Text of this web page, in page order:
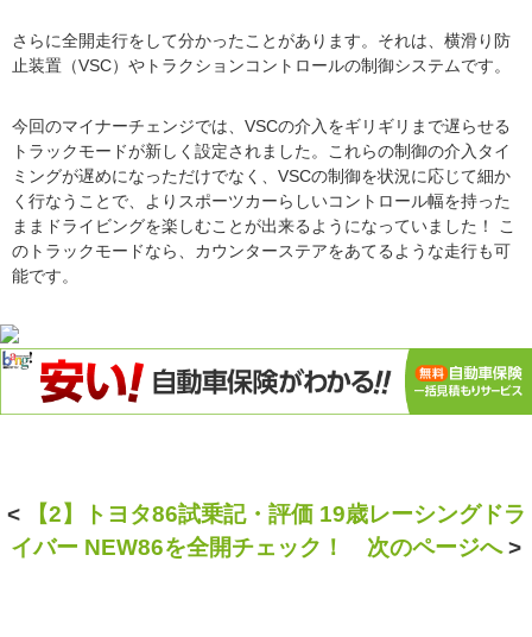
さらに全開走行をして分かったことがあります。それは、横滑り防
止装置（VSC）やトラクションコントロールの制御システムです。
今回のマイナーチェンジでは、VSCの介入をギリギリまで遅らせる
トラックモードが新しく設定されました。これらの制御の介入タイ
ミングが遅めになっただけでなく、VSCの制御を状況に応じて細か
く行なうことで、よりスポーツカーらしいコントロール幅を持った
ままドライビングを楽しむことが出来るようになっていました！ こ
のトラックモードなら、カウンターステアをあてるような走行も可
能です。
<
【2】トヨタ86試乗記・評価 19歳レーシングドラ
イバー NEW86を全開チェック！ 次のページへ>